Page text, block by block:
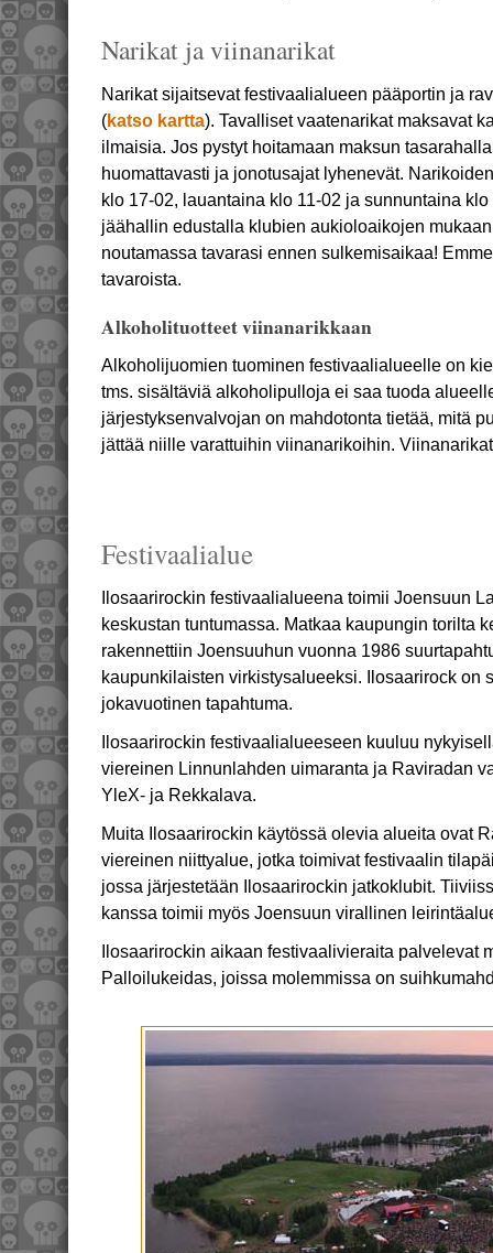
Narikat ja viinanarikat
Narikat sijaitsevat festivaalialueen pääportin ja
(katso kartta). Tavalliset vaatenarikat maksavat
ilmaisia. Jos pystyt hoitamaan maksun
huomattavasti ja jonotusajat lyhenevät.
klo 17-02, lauantaina klo 11-02 ja sunnuntaina
jäähallin edustalla klubien aukioloaikojen
noutamassa tavarasi ennen sulkemisaikaa!
tavaroista.
Alkoholituotteet viinanarikkaan
Alkoholijuomien tuominen festivaalialueelle on
tms. sisältäviä alkoholipulloja ei saa tuoda
järjestyksenvalvojan on mahdotonta tietää, mitä
jättää niille varattuihin viinanarikoihin.
Festivaalialue
Ilosaarirockin festivaalialueena toimii Joensuun
keskustan tuntumassa. Matkaa kaupungin torilta
rakennettiin Joensuuhun vuonna 1986
kaupunkilaisten virkistysalueeksi. Ilosaarirock on
jokavuotinen tapahtuma.
Ilosaarirockin festivaalialueeseen kuuluu
viereinen Linnunlahden uimaranta ja Raviradan
YleX- ja Rekkalava.
Muita Ilosaarirockin käytössä olevia alueita ovat
viereinen niittyalue, jotka toimivat festivaalin
jossa järjestetään Ilosaarirockin jatkoklubit.
kanssa toimii myös Joensuun virallinen
Ilosaarirockin aikaan festivaalivieraita palvelevat
Palloilukeidas, joissa molemmissa on